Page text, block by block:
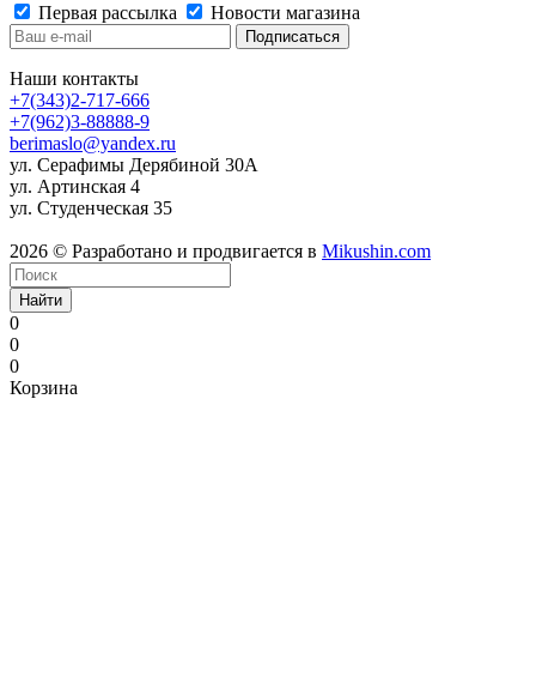
Первая рассылка
Новости магазина
Наши контакты
+7(343)2-717-666
+7(962)3-88888-9
berimaslo@yandex.ru
ул. Серафимы Дерябиной 30А
ул. Артинская 4
ул. Студенческая 35
2026 © Разработано и продвигается в Mikushin.com
Найти
0
0
0
Корзина